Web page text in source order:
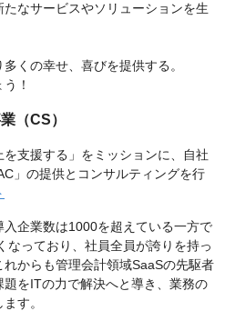
なサービスやソリューションを生
くの幸せ、喜びを提供する。
！
（CS）
を支援する」をミッションに、自社
」の提供とコンサルティングを行
企業数は1000を超えている一方で
なっており、社員全員が誇りを持っ
からも管理会計領域SaaSの先駆者
をITの力で解決へと導き、業務の
す。